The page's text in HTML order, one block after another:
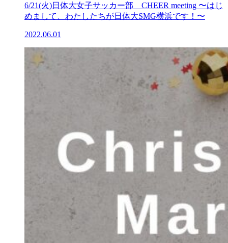
6/21(火)日体大女子サッカー部 CHEER meeting 〜はじ
めまして、わたしたちが日体大SMG横浜です！〜
2022.06.01